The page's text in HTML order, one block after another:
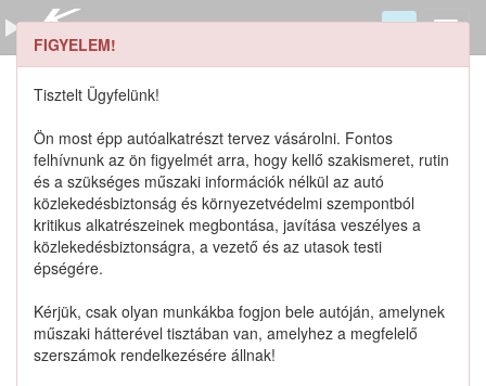
Szerszámkatalógus
Kosár
Alkatrészek
FIGYELEM!
Tisztelt Ügyfelünk!
Ön most épp autóalkatrészt tervez vásárolni. Fontos
felhívnunk az ön figyelmét arra, hogy kellő szakismeret, rutin
és a szükséges műszaki információk nélkül az autó
közlekedésbiztonság és környezetvédelmi szempontból
kritikus alkatrészeinek megbontása, javítása veszélyes a
közlekedésbiztonságra, a vezető és az utasok testi
épségére.
Kérjük, csak olyan munkákba fogjon bele autóján, amelynek
műszaki hátterével tisztában van, amelyhez a megfelelő
szerszámok rendelkezésére állnak!
3831560B10 keresése
0 1
Részletes keresés
Katalógusban szereplő termékek